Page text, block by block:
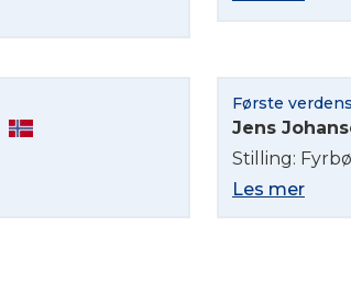
Første
Jens
Stilling:
Les mer